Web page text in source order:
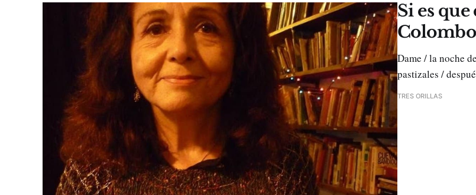
Si es
Colombo
Dame / la noche
pastizales /
TRES ORILLAS